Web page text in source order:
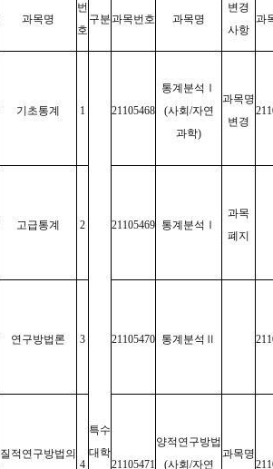
과목명
번
호
구분과목번호 과목명
변경
사항
과
기초통계 1
특수
대학
21105468
통계분석 Ⅰ
(사회 /자연
과학)
과목명
변경
고급통계 2 21105469 통계분석 Ⅰ
과목
폐지
연구방법론 3 21105470 통계분석 Ⅱ
질적연구방법의
4 21105471
양적연구방법
(사회 /자연
과목명